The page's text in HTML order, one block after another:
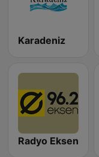
Karadeniz
Radyo Eksen